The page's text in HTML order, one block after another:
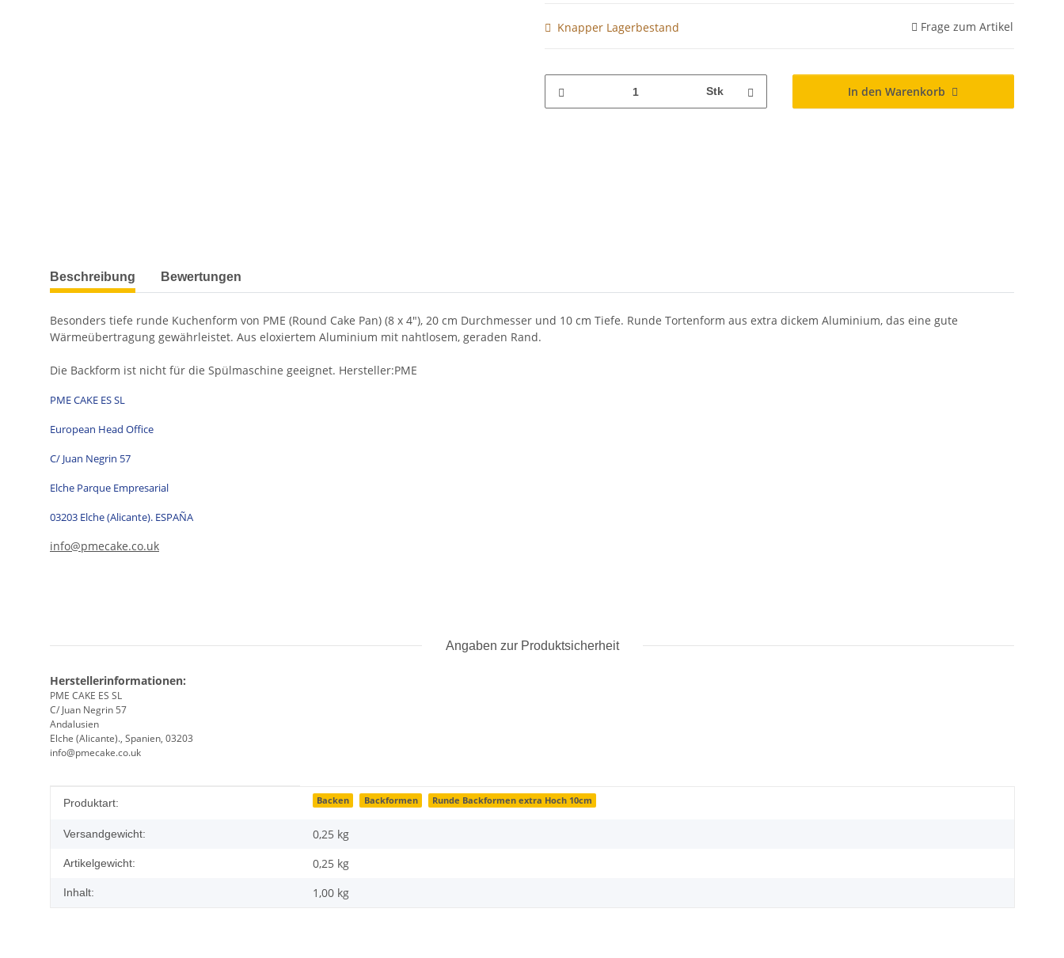
Knapper Lagerbestand Frage zum Artikel
Stk In den Warenkorb
weitere Registerkarten anzeigen
Beschreibung Bewertungen
Besonders tiefe runde Kuchenform von PME (Round Cake Pan) (8 x 4"), 20 cm Durchmesser und 10 cm Tiefe. Runde Tortenform aus extra dickem Aluminium, das eine gute
Wärmeübertragung gewährleistet. Aus eloxiertem Aluminium mit nahtlosem, geraden Rand.
Die Backform ist nicht für die Spülmaschine geeignet. Hersteller:PME
PME CAKE ES SL
European Head Office
C/ Juan Negrin 57
Elche Parque Empresarial
03203 Elche (Alicante). ESPAÑA
info@pmecake.co.uk
Angaben zur Produktsicherheit
Herstellerinformationen:
PME CAKE ES SL
C/ Juan Negrin 57
Andalusien
Elche (Alicante)., Spanien, 03203
info@pmecake.co.uk
Produkteigenschaft
Wert
Produktart: Backen Backformen Runde Backformen extra Hoch 10cm
Versandgewicht: 0,25 kg
Artikelgewicht: 0,25 kg
Inhalt: 1,00 kg